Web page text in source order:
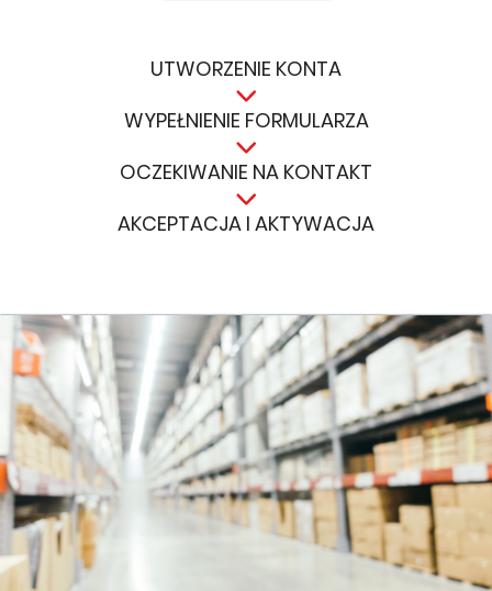
UTWORZENIE KONTA
WYPEŁNIENIE FORMULARZA
OCZEKIWANIE NA KONTAKT
AKCEPTACJA I AKTYWACJA